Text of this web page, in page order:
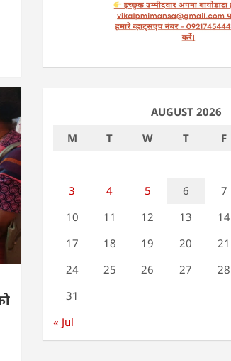
AUGUST 2026
M
T W T F
3
4 5 6 7
10
11 12 13 14
17
18 19 20 21
24
25 26 27 28
31
« Jul